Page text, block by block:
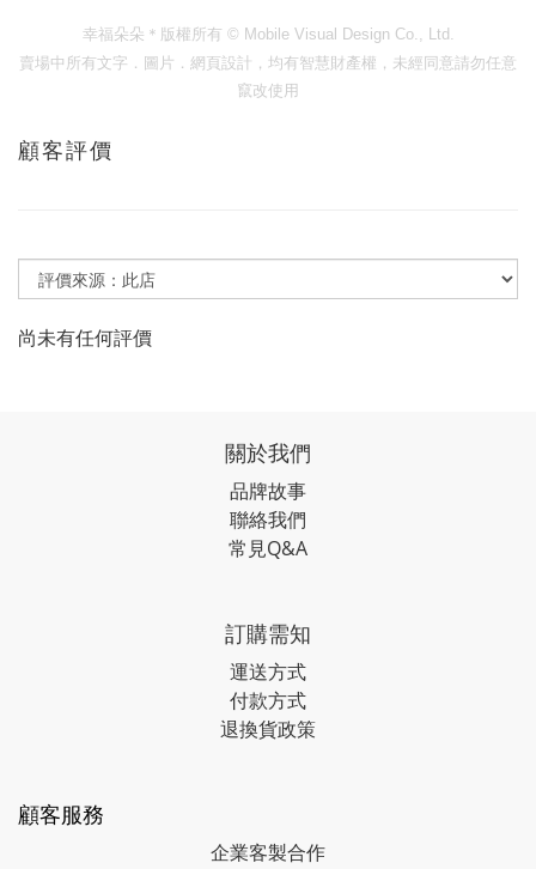
幸福朵朵＊版權所有 © Mobile Visual Design Co., Ltd.
賣場中所有文字．圖片．網頁設計，均有智慧財產權，未經同意請勿任意
竄改使用
顧客評價
尚未有任何評價
關於我們
品牌故事
聯絡我們
常見Q&A
訂購需知
運送方式
付款方式
退換貨政策
顧客服務
企業客製合作